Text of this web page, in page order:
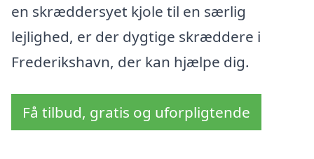
en skræddersyet kjole til en særlig
lejlighed, er der dygtige skræddere i
Frederikshavn, der kan hjælpe dig.
Få tilbud, gratis og uforpligtende